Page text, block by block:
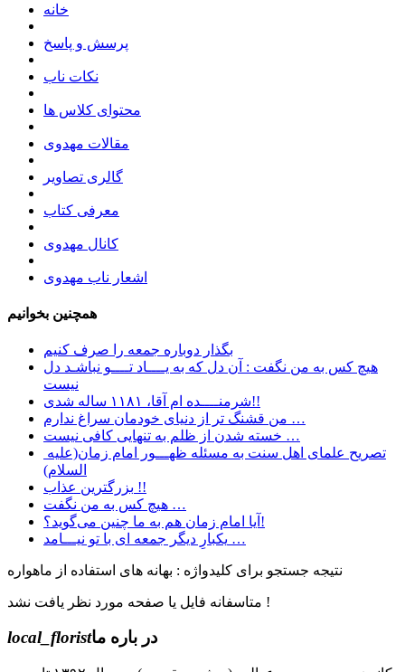
خانه
پرسش و پاسخ
نکات ناب
محتوای کلاس ها
مقالات مهدوی
گالری تصاویر
معرفی کتاب
کانال مهدوی
اشعار ناب مهدوی
همچنین بخوانیم
بگذار دوباره جمعه را صرف کنیم
هیچ کس به من نگفت : آن دل که به یــــاد تــــو نباشـد دل
نیست
شرمنــــده ام آقا، ۱۱۸۱ ساله شدی!!
ﻣﻦ ﻗﺸﻨﮓ ﺗﺮ ﺍﺯ ﺩﻧﯿﺎﯼ ﺧﻮﺩﻣﺎﻥ ﺳﺮﺍﻍ ﻧﺪﺍﺭﻡ …
خسته شدن از ظلم به تنهایی کافی نیست …
السلام)
بزرگترین عذاب !!
هیچ کس به من نگفت …
آیا امام زمان هم به ما چنین می‌گوید؟!
یکبارِ دیگر جمعه ای با تو نیـــامد …
نتیجه جستجو برای کلیدواژه : بهانه های استفاده از ماهواره
متاسفانه فایل یا صفحه مورد نظر یافت نشد !
local_floristدر باره ما